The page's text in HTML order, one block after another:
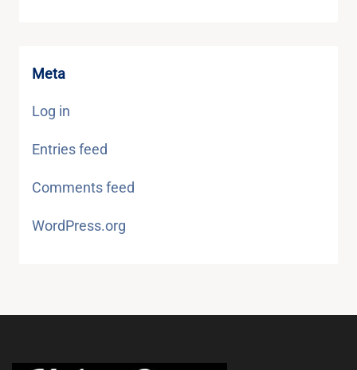
Meta
Log in
Entries feed
Comments feed
WordPress.org